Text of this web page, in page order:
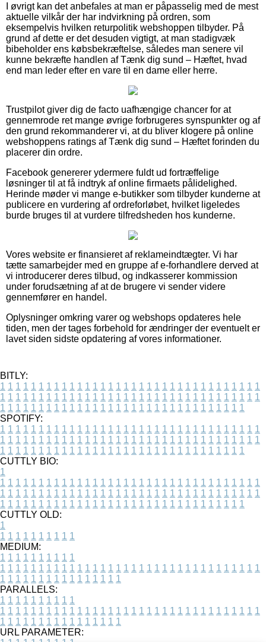
I øvrigt kan det anbefales at man er påpasselig med de mest
aktuelle vilkår der har indvirkning på ordren, som
eksempelvis hvilken returpolitik webshoppen tilbyder. På
grund af dette er det desuden vigtigt, at man stadigvæk
bibeholder ens købsbekræftelse, således man senere vil
kunne bekræfte handlen af Tænk dig sund – Hæftet, hvad
end man leder efter en vare til en dame eller herre.
Trustpilot giver dig de facto uafhængige chancer for at
gennemrode ret mange øvrige forbrugeres synspunkter og af
den grund rekommanderer vi, at du bliver klogere på online
webshoppens ratings af Tænk dig sund – Hæftet forinden du
placerer din ordre.
Facebook genererer ydermere fuldt ud fortræffelige
løsninger til at få indtryk af online firmaets pålidelighed.
Herinde møder vi mange e-butikker som tilbyder kunderne at
publicere en vurdering af ordreforløbet, hvilket ligeledes
burde bruges til at vurdere tilfredsheden hos kunderne.
Vores website er finansieret af reklameindtægter. Vi har
tætte samarbejder med en gruppe af e-forhandlere derved at
vi introducerer deres tilbud, og indkasserer kommission
under forudsætning af at de brugere vi sender videre
gennemfører en handel.
Oplysninger omkring varer og webshops opdateres hele
tiden, men der tages forbehold for ændringer der eventuelt er
lavet siden sidste opdatering af vores informationer.
BITLY:
1 1 1 1 1 1 1 1 1 1 1 1 1 1 1 1 1 1 1 1 1 1 1 1 1 1 1 1 1 1 1 1 1 1
1 1 1 1 1 1 1 1 1 1 1 1 1 1 1 1 1 1 1 1 1 1 1 1 1 1 1 1 1 1 1 1 1 1
1 1 1 1 1 1 1 1 1 1 1 1 1 1 1 1 1 1 1 1 1 1 1 1 1 1 1 1 1 1 1 1
SPOTIFY:
1 1 1 1 1 1 1 1 1 1 1 1 1 1 1 1 1 1 1 1 1 1 1 1 1 1 1 1 1 1 1 1 1 1
1 1 1 1 1 1 1 1 1 1 1 1 1 1 1 1 1 1 1 1 1 1 1 1 1 1 1 1 1 1 1 1 1 1
1 1 1 1 1 1 1 1 1 1 1 1 1 1 1 1 1 1 1 1 1 1 1 1 1 1 1 1 1 1 1 1
CUTTLY BIO:
1
1 1 1 1 1 1 1 1 1 1 1 1 1 1 1 1 1 1 1 1 1 1 1 1 1 1 1 1 1 1 1 1 1 1
1 1 1 1 1 1 1 1 1 1 1 1 1 1 1 1 1 1 1 1 1 1 1 1 1 1 1 1 1 1 1 1 1 1
1 1 1 1 1 1 1 1 1 1 1 1 1 1 1 1 1 1 1 1 1 1 1 1 1 1 1 1 1 1 1 1
CUTTLY OLD:
1
1 1 1 1 1 1 1 1 1 1
MEDIUM:
1 1 1 1 1 1 1 1 1 1
1 1 1 1 1 1 1 1 1 1 1 1 1 1 1 1 1 1 1 1 1 1 1 1 1 1 1 1 1 1 1 1 1 1
1 1 1 1 1 1 1 1 1 1 1 1 1 1 1 1
PARALLELS:
1 1 1 1 1 1 1 1 1 1
1 1 1 1 1 1 1 1 1 1 1 1 1 1 1 1 1 1 1 1 1 1 1 1 1 1 1 1 1 1 1 1 1 1
1 1 1 1 1 1 1 1 1 1 1 1 1 1 1 1
URL PARAMETER: